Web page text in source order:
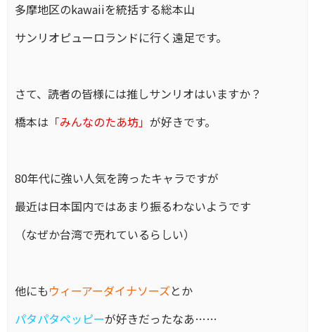
多摩地区のkawaiiを統括する総本山
サンリオピューロランドに行く遠足です。
さて、読者の皆様には推しサンリオはいますか？
橋本は 「みんなのたあ坊」 が好きです。
80年代に強い人気を誇ったキャラですが
最近は日本国内ではあまり振るわないようです
（なぜか台湾で売れているらしい）
他にもウィーアーダイナソーズとか
パタパタペッピーが好きだったなあ……